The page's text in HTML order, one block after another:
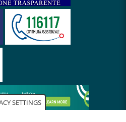
SETTINGS